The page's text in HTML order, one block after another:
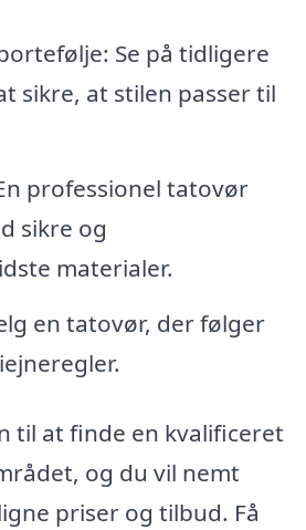
Se på tidligere
sikre, at stilen passer til
professionel tatovør
sikre og
materialer.
en tatovør, der følger
til at finde en kvalificeret
og du vil nemt
priser og tilbud. Få